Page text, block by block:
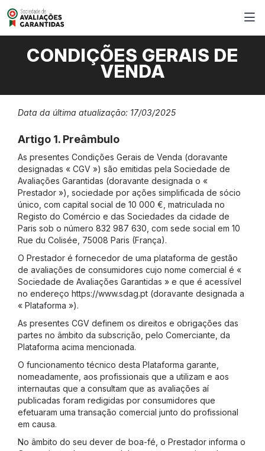
CONDIÇÕES GERAIS DE
VENDA
Data da última atualização: 17/03/2025
Artigo 1. Preâmbulo
As presentes Condições Gerais de Venda (doravante
designadas « CGV ») são emitidas pela Sociedade de
Avaliações Garantidas (doravante designada o «
Prestador »), sociedade por ações simplificada de sócio
único, com capital social de 10 000 €, matriculada no
Registo do Comércio e das Sociedades da cidade de
Paris sob o número 832 987 630, com sede social em 10
Rue du Colisée, 75008 Paris (França).
O Prestador é fornecedor de uma plataforma de gestão
de avaliações de consumidores cujo nome comercial é «
Sociedade de Avaliações Garantidas » e que é acessível
no endereço https://www.sdag.pt (doravante designada a
« Plataforma »).
As presentes CGV definem os direitos e obrigações das
partes no âmbito da subscrição, pelo Comerciante, da
Plataforma acima mencionada.
O funcionamento técnico desta Plataforma garante,
nomeadamente, aos profissionais que a utilizam e aos
internautas que a consultam que as avaliações aí
publicadas foram redigidas por consumidores que
efetuaram uma transação comercial junto do profissional
em causa.
No âmbito do seu dever de boa-fé, o Prestador informa o